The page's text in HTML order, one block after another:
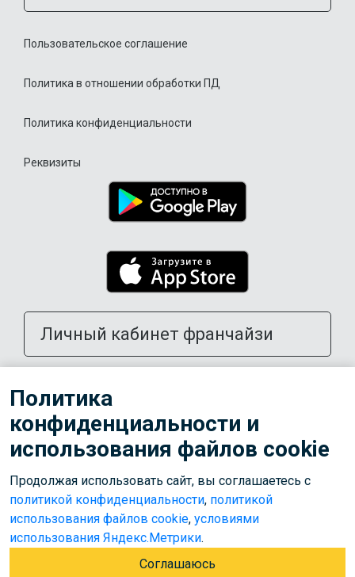
Пользовательское соглашение
Политика в отношении обработки ПД
Политика конфиденциальности
Реквизиты
Личный кабинет франчайзи
Тренерам
© 2026 ООО «Лига»
Используем cookies для корректной работы сайта,
персонализации пользователей и других целей, предусмотренных
политикой обработки персональных данных
Политика
конфиденциальности и
использования файлов cookie
Продолжая использовать сайт, вы соглашаетесь с
политикой конфиденциальности, политикой
использования файлов cookie, условиями
использования Яндекс.Метрики.
Соглашаюсь